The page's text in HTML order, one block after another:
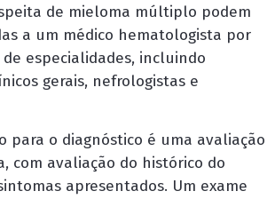
de mieloma múltiplo podem
a um médico hematologista por
especialidades, incluindo
gerais, nefrologistas e
para o diagnóstico é uma avaliação
com avaliação do histórico do
apresentados. Um exame